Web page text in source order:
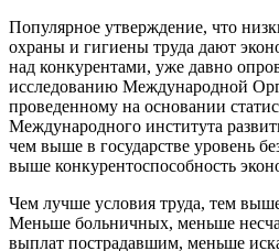
Популярное утверждение, что
охраны и гигиены труда дают
над конкурентами, уже давно
исследованию Международной
проведенному на основании
Международного института
чем выше в государстве уровень
выше конкурентоспособность
Чем лучше условия труда, тем
Меньше больничных, меньше
выплат пострадавшим, меньше